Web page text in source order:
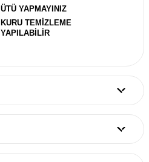
ÜTÜ YAPMAYINIZ
KURU TEMİZLEME
YAPILABİLİR